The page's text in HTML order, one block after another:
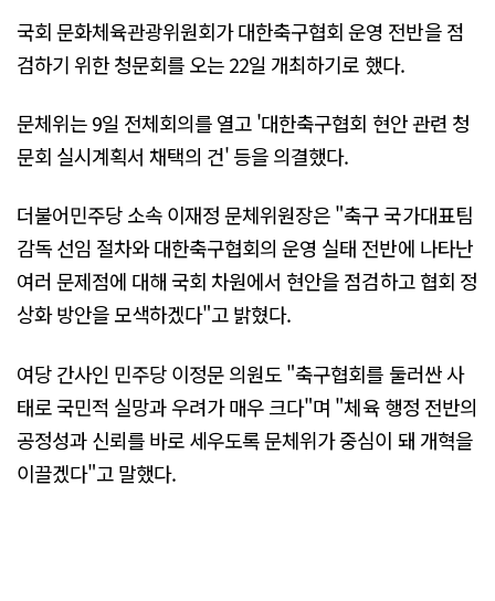
국회 문화체육관광위원회가 대한축구협회 운영 전반을 점
검하기 위한 청문회를 오는 22일 개최하기로 했다.
문체위는 9일 전체회의를 열고 '대한축구협회 현안 관련 청
문회 실시계획서 채택의 건' 등을 의결했다.
더불어민주당 소속 이재정 문체위원장은 "축구 국가대표팀
감독 선임 절차와 대한축구협회의 운영 실태 전반에 나타난
여러 문제점에 대해 국회 차원에서 현안을 점검하고 협회 정
상화 방안을 모색하겠다"고 밝혔다.
여당 간사인 민주당 이정문 의원도 "축구협회를 둘러싼 사
태로 국민적 실망과 우려가 매우 크다"며 "체육 행정 전반의
공정성과 신뢰를 바로 세우도록 문체위가 중심이 돼 개혁을
이끌겠다"고 말했다.